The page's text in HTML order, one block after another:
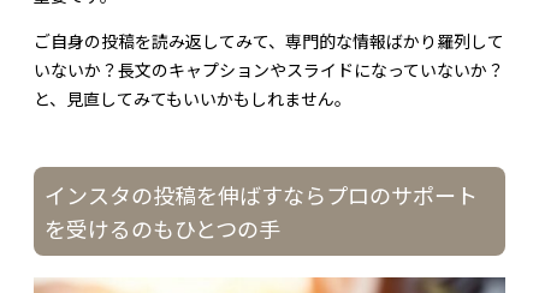
ご自身の投稿を読み返してみて、専門的な情報ばかり羅列して
いないか？長文のキャプションやスライドになっていないか？
と、見直してみてもいいかもしれません。
インスタの投稿を伸ばすならプロのサポート
を受けるのもひとつの手